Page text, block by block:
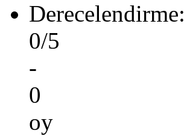
Derecelendirme:
0/5
-
0
oy